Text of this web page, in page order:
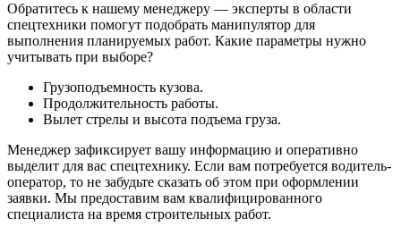
Обратитесь к нашему менеджеру — эксперты в области
спецтехники помогут подобрать манипулятор для
выполнения планируемых работ. Какие параметры нужно
учитывать при выборе?
Грузоподъемность кузова.
Продолжительность работы.
Вылет стрелы и высота подъема груза.
Менеджер зафиксирует вашу информацию и оперативно
выделит для вас спецтехнику. Если вам потребуется водитель-
оператор, то не забудьте сказать об этом при оформлении
заявки. Мы предоставим вам квалифицированного
специалиста на время строительных работ.